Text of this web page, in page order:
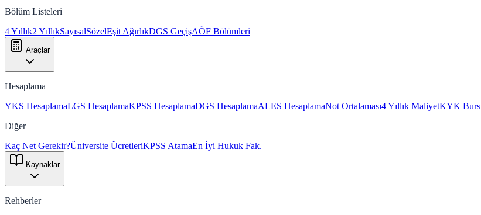
Bölüm Listeleri
4 Yıllık2 YıllıkSayısalSözelEşit AğırlıkDGS GeçişAÖF Bölümleri
Araçlar
Hesaplama
YKS HesaplamaLGS HesaplamaKPSS HesaplamaDGS HesaplamaALES HesaplamaNot Ortalaması4 Yıllık MaliyetKYK Burs
Diğer
Kaç Net Gerekir?Üniversite ÜcretleriKPSS AtamaEn İyi Hukuk Fak.
Kaynaklar
Rehberler